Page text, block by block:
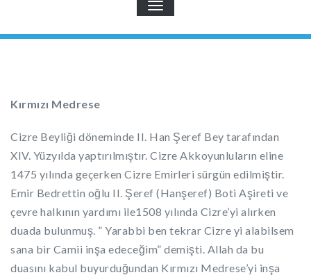
TOGGLE
NAVIGATION
Kırmızı Medrese
Cizre Beyliği döneminde II. Han Şeref Bey tarafından
XIV. Yüzyılda yaptırılmıştır. Cizre Akkoyunluların eline
1475 yılında geçerken Cizre Emirleri sürgün edilmiştir.
Emir Bedrettin oğlu II. Şeref (Hanşeref) Boti Aşireti ve
çevre halkının yardımı ile1508 yılında Cizre’yi alırken
duada bulunmuş. ” Yarabbi ben tekrar Cizre yi alabilsem
sana bir Camii inşa edeceğim” demişti. Allah da bu
duasını kabul buyurduğundan Kırmızı Medrese’yi inşa